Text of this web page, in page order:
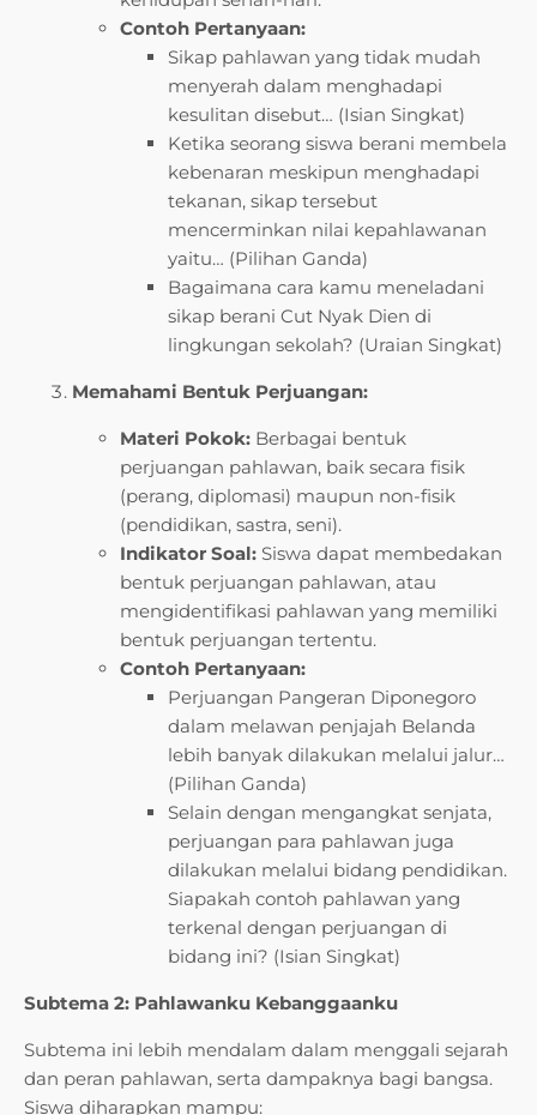
Contoh Pertanyaan:
Sikap pahlawan yang tidak mudah
menyerah dalam menghadapi
kesulitan disebut… (Isian Singkat)
Ketika seorang siswa berani membela
kebenaran meskipun menghadapi
tekanan, sikap tersebut
mencerminkan nilai kepahlawanan
yaitu… (Pilihan Ganda)
Bagaimana cara kamu meneladani
sikap berani Cut Nyak Dien di
lingkungan sekolah? (Uraian Singkat)
Memahami Bentuk Perjuangan:
Materi Pokok: Berbagai bentuk
perjuangan pahlawan, baik secara fisik
(perang, diplomasi) maupun non-fisik
(pendidikan, sastra, seni).
Indikator Soal: Siswa dapat membedakan
bentuk perjuangan pahlawan, atau
mengidentifikasi pahlawan yang memiliki
bentuk perjuangan tertentu.
Contoh Pertanyaan:
Perjuangan Pangeran Diponegoro
dalam melawan penjajah Belanda
lebih banyak dilakukan melalui jalur…
(Pilihan Ganda)
Selain dengan mengangkat senjata,
perjuangan para pahlawan juga
dilakukan melalui bidang pendidikan.
Siapakah contoh pahlawan yang
terkenal dengan perjuangan di
bidang ini? (Isian Singkat)
Subtema 2: Pahlawanku Kebanggaanku
Subtema ini lebih mendalam dalam menggali sejarah
dan peran pahlawan, serta dampaknya bagi bangsa.
Siswa diharapkan mampu: